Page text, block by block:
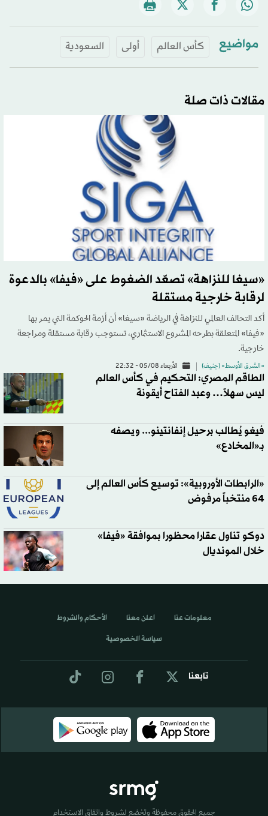
مواضيع كأس العالم أولى السعودية
مقالات ذات صلة
«سيغا للنزاهة» تصعّد الضغوط على «فيفا» بالدعوة
لرقابة خارجية مستقلة
أكد التحالف العالمي للنزاهة في الرياضة «سيغا» أن أزمة الحوكمة التي يمر بها
«فيفا» المتعلقة بطرحه المشروع الاستثماري، تستوجب رقابة مستقلة ومراجعة
خارجية.
«الشرق الأوسط» (جنيف) الأربعاء 05/08 - 22:32
الطاقم المصري: التحكيم في كأس العالم
ليس سهلاً… وعبد الفتاح أيقونة
فيغو يُطالب برحيل إنفانتينو... ويصفه
بـ«المخادع»
«الرابطات الأوروبية»: توسيع كأس العالم إلى
64 منتخباً مرفوض
دوكو تناول عقارا محظورا بموافقة «فيفا»
خلال المونديال
تابعنا
معلومات عنا اعلن معنا الأحكام والشروط
سياسة الخصوصية
جميع الحقوق محفوظة وتخضع لشروط واتفاق الاستخدام